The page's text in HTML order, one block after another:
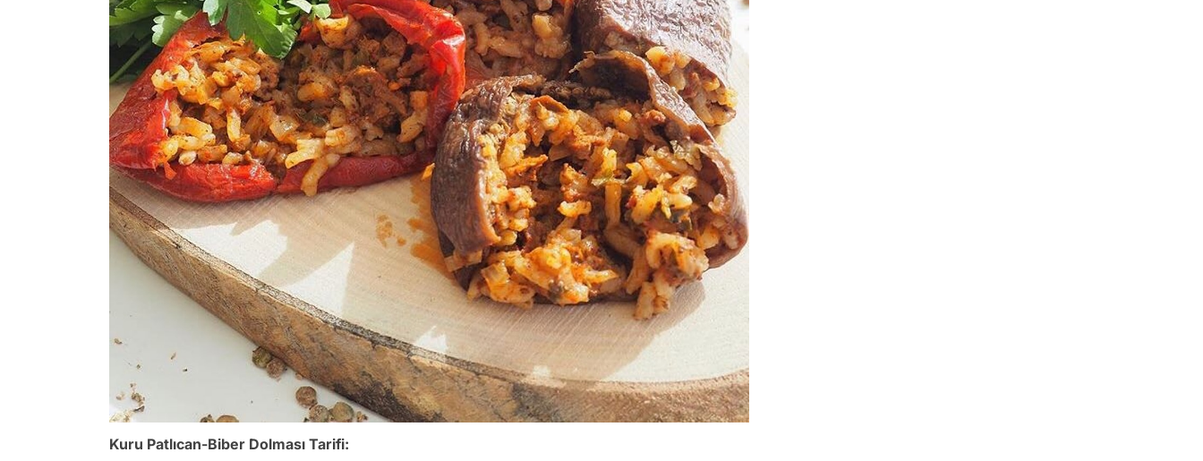
Kuru Patlıcan-Biber Dolması Tarifi: